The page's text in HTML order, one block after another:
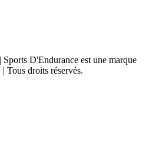
D'Endurance est une marque
Tous droits réservés.